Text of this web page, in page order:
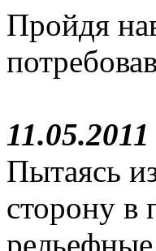
Пройдя
11.05.2011
Пытаясь
сторону в